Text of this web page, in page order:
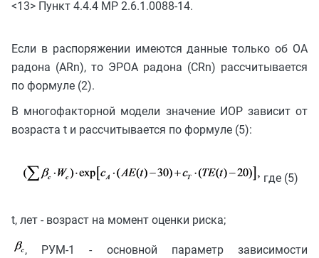
<13> Пункт 4.4.4 МР 2.6.1.0088-14.
Если в распоряжении имеются данные только об ОА
радона (ARn), то ЭРОА радона (CRn) рассчитывается
по формуле (2).
В многофакторной модели значение ИОР зависит от
возраста t и рассчитывается по формуле (5):
где (5)
t, лет - возраст на момент оценки риска;
, РУМ-1 - основной параметр зависимости